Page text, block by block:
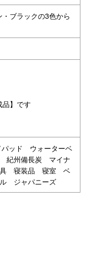
ブラックの3色から
品】です
ッド ウォーターベ
紀州備長炭 マイナ
寝装品 寝室 ベ
ジャパニーズ